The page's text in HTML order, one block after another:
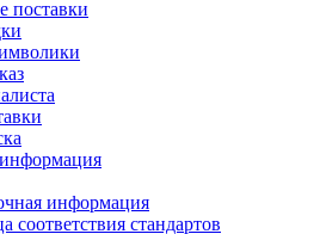
поставки
информация
соответствия стандартов